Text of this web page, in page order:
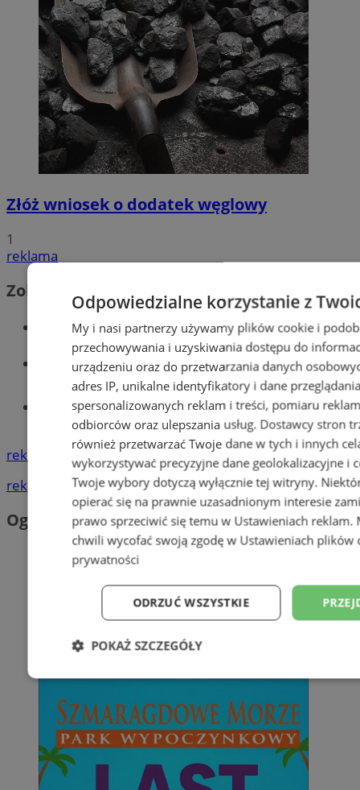
Złóż wniosek o dodatek węglowy
1
reklama
Zobacz również
Wiadomości kryminalne w Wodzisławiu
Wiadomości lokalne
Tworzenie stron www - Wodzisław
Śląski
reklama
reklama
Ogłoszenia
Odpowiedzialne korzystanie z
My i nasi partnerzy używamy plików cookie i
przechowywania i uzyskiwania dostępu do
urządzeniu oraz do przetwarzania danych
adres IP, unikalne identyfikatory i dane
spersonalizowanych reklam i treści, pomiaru
odbiorców oraz ulepszania usług. Dostawcy stron
również przetwarzać Twoje dane w tych i innych
wykorzystywać precyzyjne dane geolokalizacyjne i
Twoje wybory dotyczą wyłącznie tej witryny.
opierać się na prawnie uzasadnionym interesie
prawo sprzeciwić się temu w Ustawieniach reklam.
chwili wycofać swoją zgodę w Ustawieniach plików
prywatności
ODRZUĆ WSZYSTKIE
POKAŻ SZCZEGÓŁY
Niezbędne Wydajność
Niesklasyfikowane